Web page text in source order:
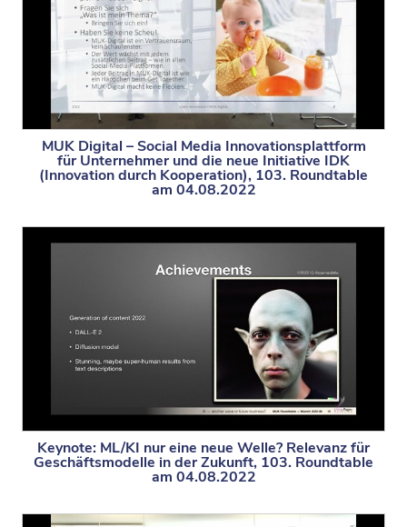
MUK Digital – Social Media Innovationsplattform
für Unternehmer und die neue Initiative IDK
(Innovation durch Kooperation), 103. Roundtable
am 04.08.2022
Keynote: ML/KI nur eine neue Welle? Relevanz für
Geschäftsmodelle in der Zukunft, 103. Roundtable
am 04.08.2022